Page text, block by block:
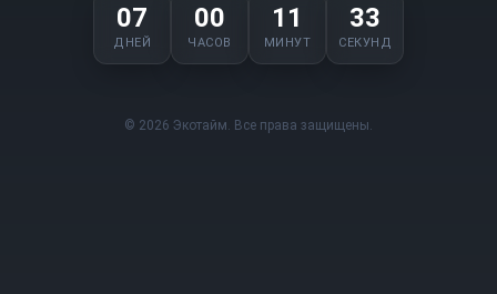
07
ДНЕЙ
00
ЧАСОВ
11
МИНУТ
33
СЕКУНД
© 2026 Экотайм. Все права защищены.